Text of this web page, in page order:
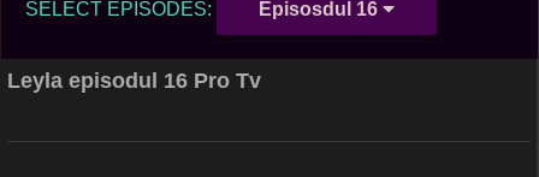
SELECT EPISODES: Episosdul 16
Leyla episodul 16 Pro Tv